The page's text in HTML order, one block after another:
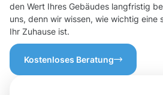
den Wert Ihres Gebäudes langfristig
uns, denn wir wissen, wie wichtig eine
Ihr Zuhause ist.
Kostenloses Beratung